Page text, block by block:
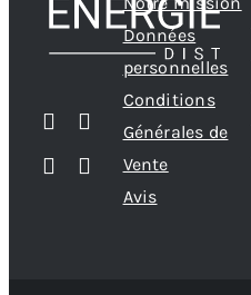
Données
personnelles
Conditions
Générales de
Vente
Avis